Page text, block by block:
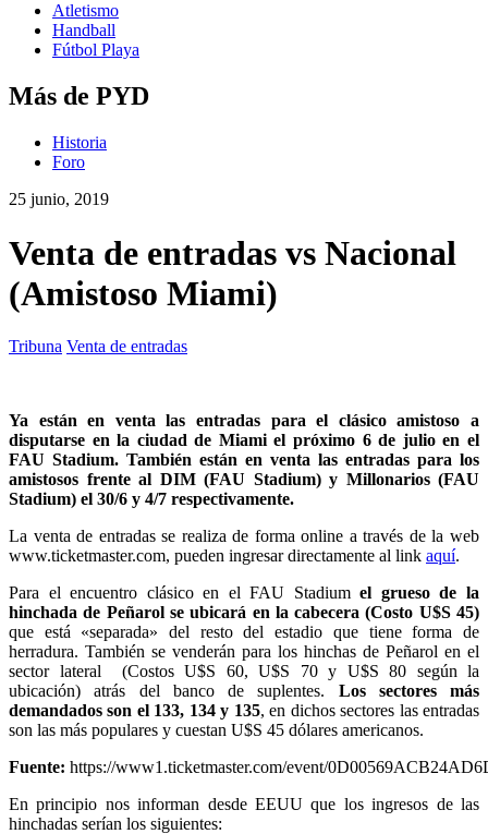
Atletismo
Handball
Fútbol Playa
Más de PYD
Historia
Foro
25 junio, 2019
Venta de entradas vs Nacional
(Amistoso Miami)
Tribuna Venta de entradas
Ya están en venta las entradas para el clásico amistoso a
disputarse en la ciudad de Miami el próximo 6 de julio en el
FAU Stadium. También están en venta las entradas para los
amistosos frente al DIM (FAU Stadium) y Millonarios (FAU
Stadium) el 30/6 y 4/7 respectivamente.
La venta de entradas se realiza de forma online a través de la web
www.ticketmaster.com, pueden ingresar directamente al link aquí.
Para el encuentro clásico en el FAU Stadiumel grueso de la
hinchada de Peñarol se ubicará en la cabecera (Costo U$S 45)
que está «separada» del resto del estadio que tiene forma de
herradura. También se venderán para los hinchas de Peñarol en el
sector lateral (Costos U$S 60, U$S 70 y U$S 80 según la
ubicación) atrás del banco de suplentes. Los sectores más
demandados son el 133, 134 y 135, en dichos sectores las entradas
son las más populares y cuestan U$S 45 dólares americanos.
Fuente: https://www1.ticketmaster.com/event/
En principio nos informan desde EEUU que los ingresos de las
hinchadas serían los siguientes: